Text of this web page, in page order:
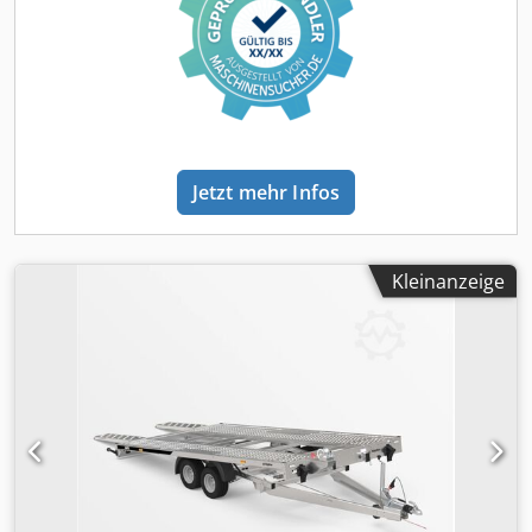
längeren oder mehreren Fahrzeugen Niedriges Fahrwerk
geschraubter feuerverzinkter Stahlrahmen Stahlrampen
im Schienenschacht Heckstützen etliche Zurrösen über
gesamte Länge verstärkte 10" Zoll C-Bereifung mit
Stahlventil M+S Reifen 13-poliger Stecker
Lampen hinten mit Rückfahrlicht NSL und
Dreiecksrückstrahler Seilwinde mit Bremse und Halterung
2x U-Keile OPTIONALES ZUBEHÖR DAUERHAFT
(Stoßdämpfer) -Ersatzrad mit Halter -komplette LED-
Beleuchtung -Diebstahlsicherung -Austausch Stahlschiene
Nachfrage! zzgl. Fracht bis Gera u. Kfz-Brief 400 € netto
Bilder sind beispielhaft und können aufpreispflichtiges
Zubehör zeigen. Haben Sie den passenden Anhänger noch
nicht gefunden? Wir haben 50-100 Fahrzeuge dauerhaft
und sofort zum Mitnehmen auf Lager. Die Werkstatt hat
Jetzt mehr Infos
Kleinanzeige